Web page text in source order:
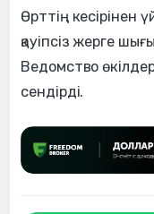
Өрттің кесірінен
қауіпсіз жерге
Ведомство
сендірді.